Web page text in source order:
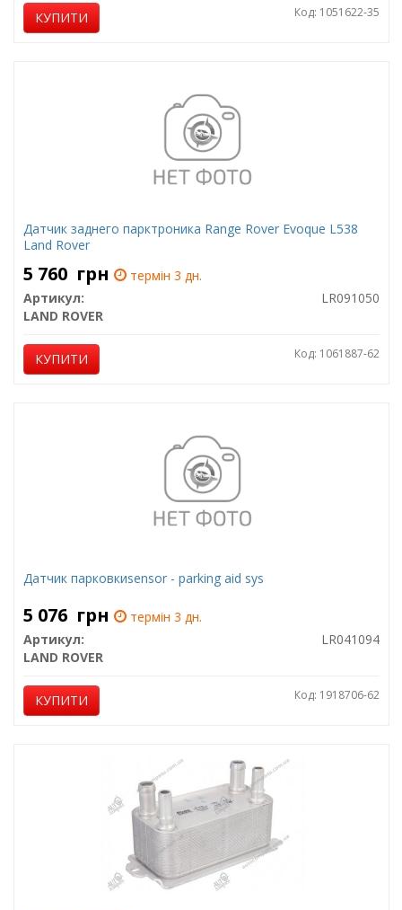
КУПИТИ Код: 1051622-35
Датчик заднего парктроника Range Rover Evoque L538
Land Rover
5 760 грн
термін 3 дн.
Артикул:
LR091050
LAND ROVER
КУПИТИ Код: 1061887-62
Датчик парковкиsensor - parking aid sys
5 076 грн
термін 3 дн.
Артикул:
LR041094
LAND ROVER
КУПИТИ Код: 1918706-62